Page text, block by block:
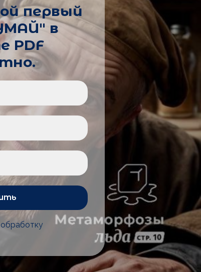
первый
в
PDF